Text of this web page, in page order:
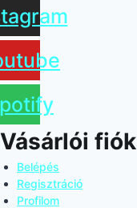
Vásárlói fiók
Belépés
Regisztráció
Profilom